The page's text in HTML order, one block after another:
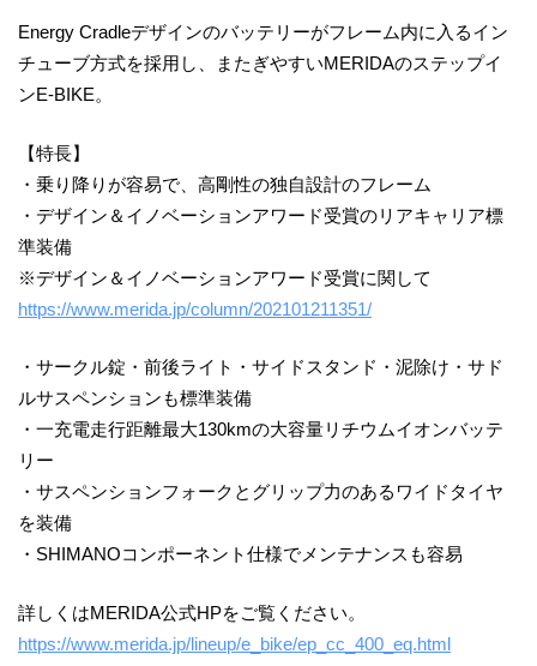
Energy Cradleデザインのバッテリーがフレーム内に入るイン
チューブ方式を採用し、またぎやすいMERIDAのステップイ
ンE-BIKE。
【特長】
・乗り降りが容易で、高剛性の独自設計のフレーム
・デザイン＆イノベーションアワード受賞のリアキャリア標
準装備
※デザイン＆イノベーションアワード受賞に関して
https://www.merida.jp/column/202101211351/
・サークル錠・前後ライト・サイドスタンド・泥除け・サド
ルサスペンションも標準装備
・一充電走行距離最大130kmの大容量リチウムイオンバッテ
リー
・サスペンションフォークとグリップ力のあるワイドタイヤ
を装備
・SHIMANOコンポーネント仕様でメンテナンスも容易
詳しくはMERIDA公式HPをご覧ください。
https://www.merida.jp/lineup/e_bike/ep_cc_400_eq.html